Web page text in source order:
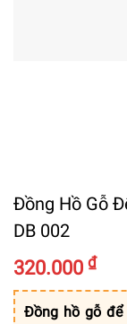
Đồng Hồ Gỗ
DB 002
320.000 ₫
Đồng hồ gỗ để